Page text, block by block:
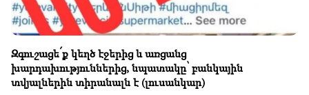
Զգուշացե՛ք կեղծ էջերից և առցանց
խարդախություններից, նպատակը՝ բանկային
տվյալներին տիրանալն է (լուսանկար)